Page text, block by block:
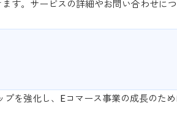
す。サービスの詳細やお問い合わせに
を強化し、Eコマース事業の成長のため